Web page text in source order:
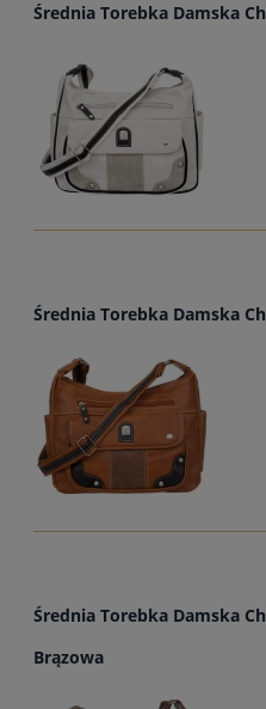
Średnia Torebka Damska
Średnia Torebka Damska
Średnia Torebka Damska
Brązowa